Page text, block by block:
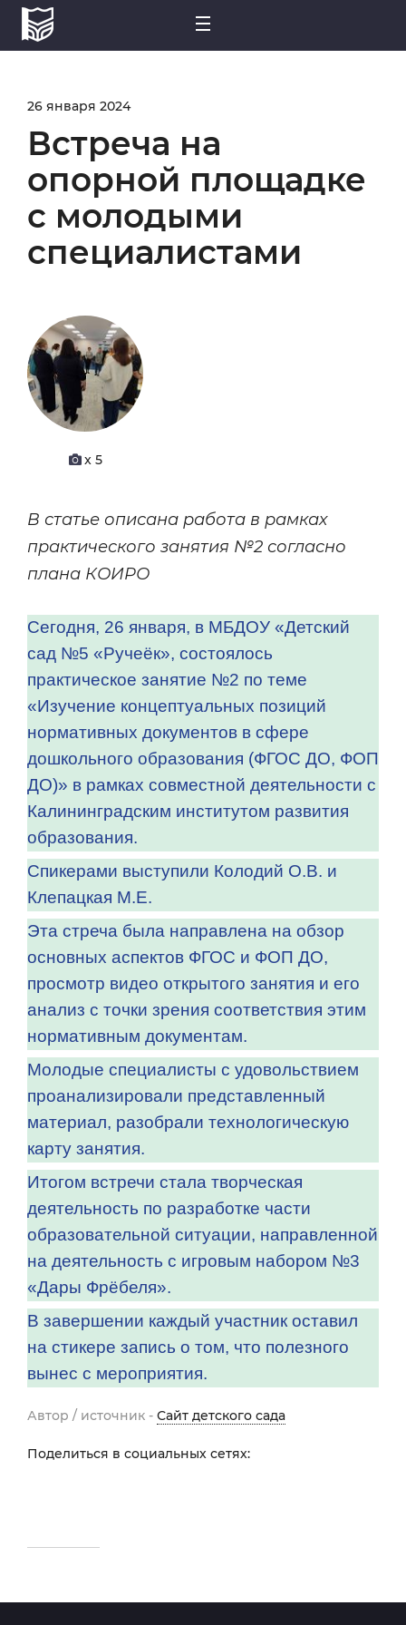
26 января 2024
Встреча на
опорной площадке
с молодыми
специалистами
x 5
В статье описана работа в рамках
практического занятия №2 согласно
плана КОИРО
Сегодня, 26 января, в МБДОУ «Детский
сад №5 «Ручеёк», состоялось
практическое занятие №2 по теме
«Изучение концептуальных позиций
нормативных документов в сфере
дошкольного образования (ФГОС ДО, ФОП
ДО)» в рамках совместной деятельности с
Калининградским институтом развития
образования.
Спикерами выступили Колодий О.В. и
Клепацкая М.Е.
Эта стреча была направлена на обзор
основных аспектов ФГОС и ФОП ДО,
просмотр видео открытого занятия и его
анализ с точки зрения соответствия этим
нормативным документам.
Молодые специалисты с удовольствием
проанализировали представленный
материал, разобрали технологическую
карту занятия.
Итогом встречи стала творческая
деятельность по разработке части
образовательной ситуации, направленной
на деятельность с игровым набором №3
«Дары Фрёбеля».
В завершении каждый участник оставил
на стикере запись о том, что полезного
вынес с мероприятия.
Автор / источник - Сайт детского сада
Поделиться в социальных сетях: